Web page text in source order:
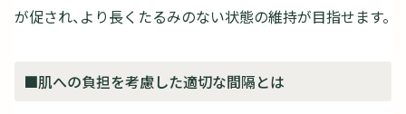
が促され、より長くたるみのない状態の維持が目指せます。
■肌への負担を考慮した適切な間隔とは